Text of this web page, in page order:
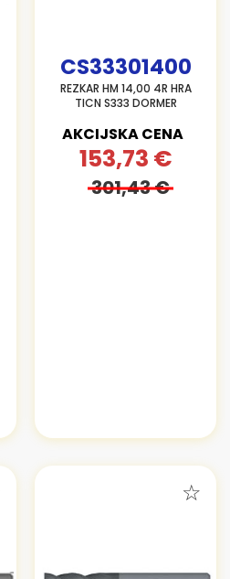
CS33301400
REZKAR HM 14,00 4R HRA
TICN S333 DORMER
AKCIJSKA CENA
153,73 €
301,43 €